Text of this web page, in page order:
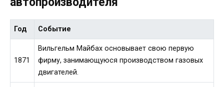
Год Событие
1871
Вильгельм Майбах основывает свою первую
фирму, занимающуюся производством газовых
двигателей.